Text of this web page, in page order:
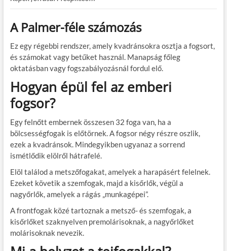
A Palmer-féle számozás
Ez egy régebbi rendszer, amely kvadránsokra osztja a fogsort,
és számokat vagy betűket használ. Manapság főleg
oktatásban vagy fogszabályozásnál fordul elő.
Hogyan épül fel az emberi
fogsor?
Egy felnőtt embernek összesen 32 foga van, ha a
bölcsességfogak is előtörnek. A fogsor négy részre oszlik,
ezek a kvadránsok. Mindegyikben ugyanaz a sorrend
ismétlődik elölről hátrafelé.
Elöl találod a metszőfogakat, amelyek a harapásért felelnek.
Ezeket követik a szemfogak, majd a kisőrlők, végül a
nagyőrlők, amelyek a rágás „munkagépei”.
A frontfogak közé tartoznak a metsző- és szemfogak, a
kisőrlőket szaknyelven premolárisoknak, a nagyőrlőket
molárisoknak nevezik.